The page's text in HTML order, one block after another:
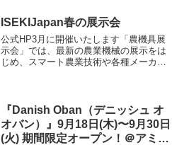
っとワクワクし...
ISEKIJapan春の展示会
公式HP3月に開催いたします「農機具展
示会」では、最新の農業機械の展示をは
じめ、スマート農業技術や各種メーカー
率化をお考えの皆さまは...
『Danish Oban（デニッシュ オ
オバン）』9月18日(木)〜9月30日
(火) 期間限定オープン！＠アミュ